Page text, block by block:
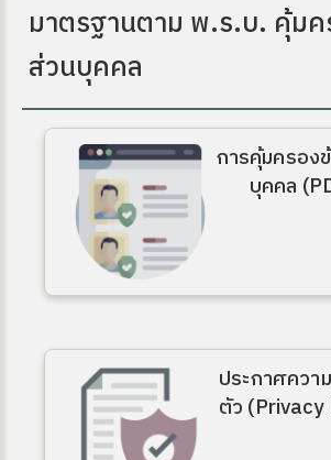
มาตรฐานตาม พ.ร.บ. คุ้มค
ส่วนบุคคล
การคุ้มครอง
บุคคล
ประกาศควา
ตัว